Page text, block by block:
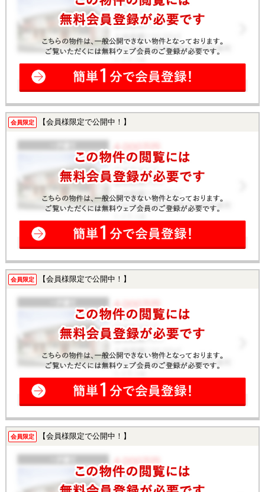
会員限定 【会員様限定で公開中！】
会員限定 【会員様限定で公開中！】
会員限定 【会員様限定で公開中！】